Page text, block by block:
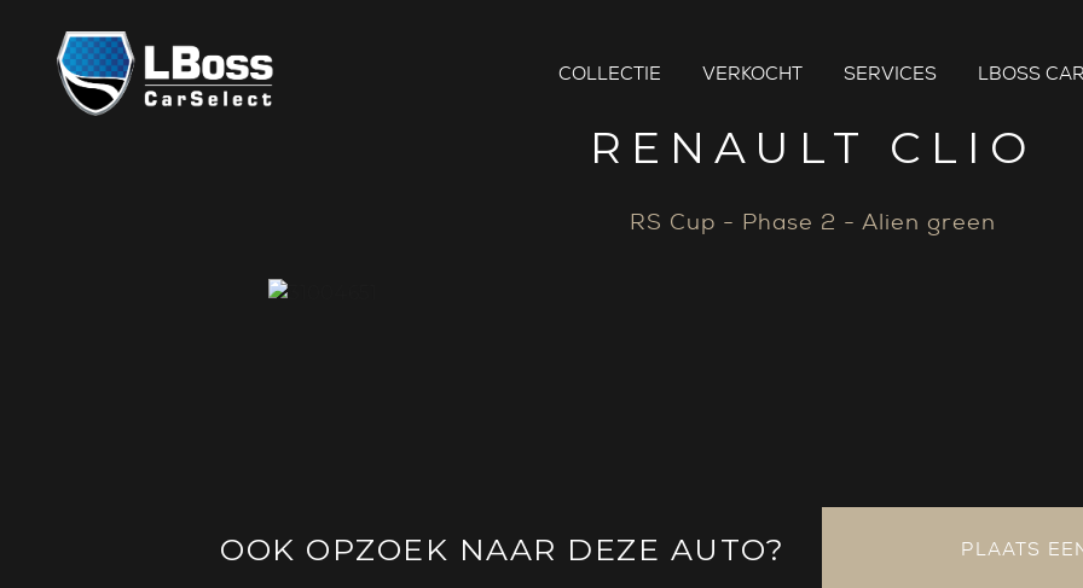
COLLECTIE VERKOCHT SERVICES LBOSS
RENAULT CLIO
RS Cup - Phase 2 - Alien green
OOK OPZOEK NAAR DEZE AUTO? PLAATS